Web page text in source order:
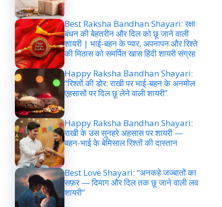
Best Raksha Bandhan Shayari: रक्षा
बंधन की बेहतरीन और दिल को छू जाने वाली
शायरी | भाई-बहन के प्यार, अपनापन और रिश्ते
की मिठास को समर्पित खास हिंदी शायरी संग्रह
Happy Raksha Bandhan Shayari:
“रिश्तों की डोर: राखी पर भाई-बहन के अनमोल
एहसासों पर दिल छू लेने वाली शायरी”
Happy Raksha Bandhan Shayari:
राखी के उस सुनहरे अहसास पर शायरी —
बहन-भाई के बेमिसाल रिश्तों की दास्तान
Best Love Shayari: “अनकहे जज्बातों का
सफ़र — दिमाग और दिल तक छू जाने वाली लव
शायरी”